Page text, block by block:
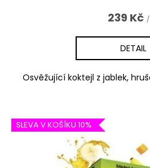
239 Kč
DETAIL
Osvěžující koktejl z jablek,
SLEVA V KOŠÍKU 10%